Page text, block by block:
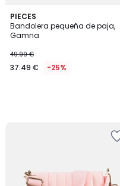
PIECES
Bandolera pequeña de paja,
Gamna
€
en
49.99 €
37.49 € -25%